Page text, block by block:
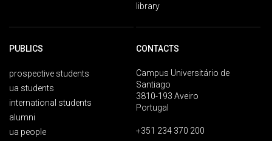
library
PUBLICS
prospective students
ua students
international students
alumni
ua people
CONTACTS
Campus Universitário de
Santiago
3810-193 Aveiro
Portugal
+351 234 370 200